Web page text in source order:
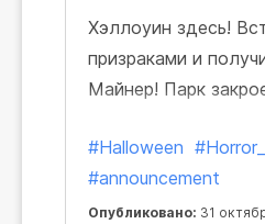
Хэллоуин здесь!
призраками и
Майнер! Парк
#Halloween
#announcement
Опубликовано: 31